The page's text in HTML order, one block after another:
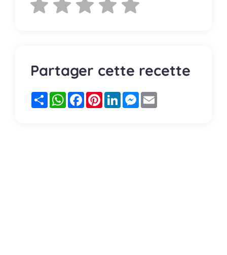
Partager cette recette
PartagerWhatsApp
FacebookPinterestLinkedInMessenger